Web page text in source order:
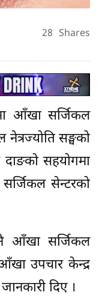
28 Shares
आँखा सर्जिकल
सङ्घको
सहयोगमा
सेन्टरको
आँखा सर्जिकल
उपचार केन्द्र
दिए ।